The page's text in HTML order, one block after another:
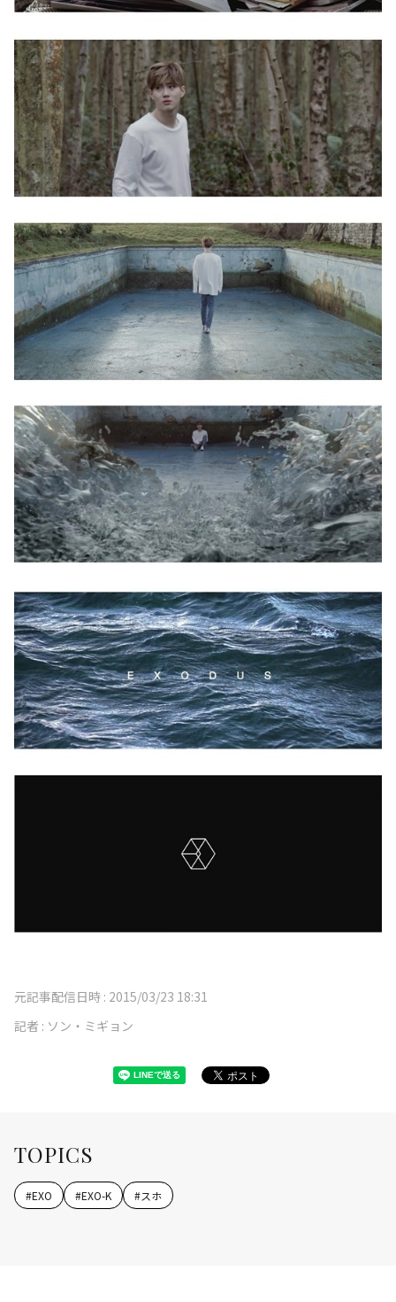
元記事配信日時 : 2015/03/23 18:31
記者 : ソン・ミギョン
TOPICS
#EXO #EXO-K #スホ